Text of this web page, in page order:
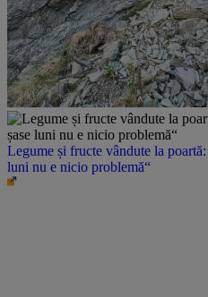
Legume și fructe vândute la
luni nu e nicio problemă“